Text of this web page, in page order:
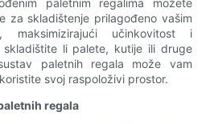
paletnim regalima možete
za skladištenje prilagođeno vašim
maksimizirajući učinkovitost i
li palete, kutije ili druge
paletnih regala može vam
svoj raspoloživi prostor.
regala